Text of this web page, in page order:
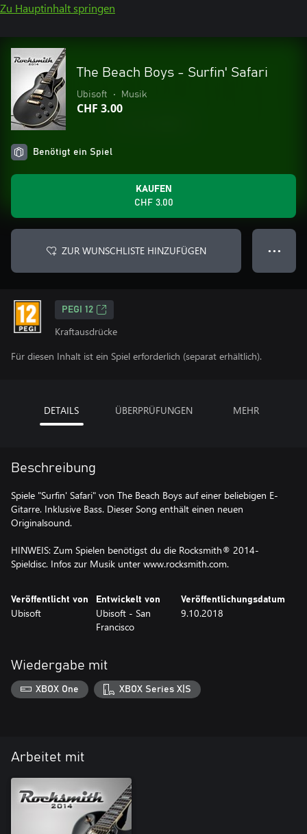
Zu Hauptinhalt springen
The Beach Boys - Surfin' Safari
Ubisoft • Musik
CHF 3.00
Benötigt ein Spiel
KAUFEN
CHF 3.00
ZUR WUNSCHLISTE HINZUFÜGEN ● ● ●
PEGI 12
Kraftausdrücke
Für diesen Inhalt ist ein Spiel erforderlich (separat erhältlich).
DETAILS ÜBERPRÜFUNGEN MEHR
Beschreibung
Spiele "Surfin' Safari" von The Beach Boys auf einer beliebigen E-
Gitarre. Inklusive Bass. Dieser Song enthält einen neuen
Originalsound.
HINWEIS: Zum Spielen benötigst du die Rocksmith® 2014-
Spieldisc. Infos zur Musik unter www.rocksmith.com.
Veröffentlicht von
Ubisoft
Entwickelt von
Ubisoft - San
Francisco
Veröffentlichungsdatum
9.10.2018
Wiedergabe mit
XBOX One XBOX Series X|S
Arbeitet mit